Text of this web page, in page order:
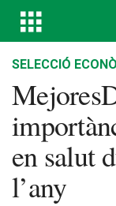
SELECCIÓ
en salut
l’any